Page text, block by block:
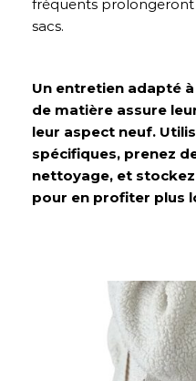
fréquents prolongeront
sacs.
Un entretien adapté
de matière assure
leur aspect neuf.
spécifiques, prenez
nettoyage, et
pour en profiter plus